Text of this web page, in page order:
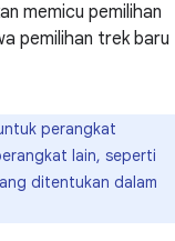
memicu pemilihan
pemilihan trek baru
perangkat
lain, seperti
ditentukan dalam